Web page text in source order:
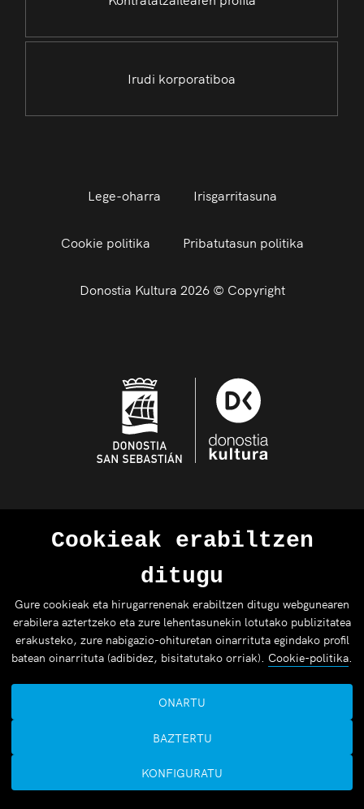
Irudi korporatiboa
Lege-oharra Irisgarritasuna
Cookie politika Pribatutasun politika
Donostia Kultura 2026 © Copyright
Cookieak erabiltzen
ditugu
Gure cookieak eta hirugarrenenak erabiltzen ditugu webgunearen
erabilera aztertzeko eta zure lehentasunekin lotutako publizitatea
erakusteko, zure nabigazio-ohituretan oinarrituta egindako profil
batean oinarrituta (adibidez, bisitatutako orriak). Cookie-politika.
KONFIGURATU
BAZTERTU
ONARTU